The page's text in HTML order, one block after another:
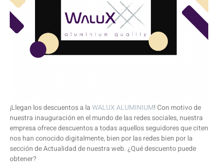
¡Llegan los descuentos a laWALUX ALUMINIUM! Con motivo de
nuestra inauguración en el mundo de las redes sociales, nuestra
empresa ofrece descuentos a todas aquellos seguidores que citen
nos han conocido digitalmente, bien por las redes bien por la
sección de Actualidad de nuestra web. ¿Qué descuento puede
obtener?